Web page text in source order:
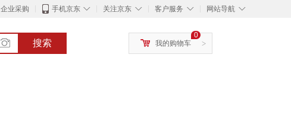
企业采购 ◇
手机京东 ◇
关注京东 ◇
客户服务 ◇
网站导航
搜索 >
0
我的购物车